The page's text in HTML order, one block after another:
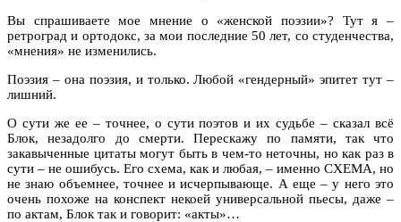
Вы спрашиваете мое мнение о «женской поэзии»? Тут я –
ретроград и ортодокс, за мои последние 50 лет, со студенчества,
«мнения» не изменились.
Поэзия – она поэзия, и только. Любой «гендерный» эпитет тут –
лишний.
О сути же ее – точнее, о сути поэтов и их судьбе – сказал всё
Блок, незадолго до смерти. Перескажу по памяти, так что
закавыченные цитаты могут быть в чем-то неточны, но как раз в
сути – не ошибусь. Его схема, как и любая, – именно СХЕМА, но
не знаю объемнее, точнее и исчерпывающе. А еще – у него это
очень похоже на конспект некоей универсальной пьесы, даже –
по актам, Блок так и говорит: «акты»…